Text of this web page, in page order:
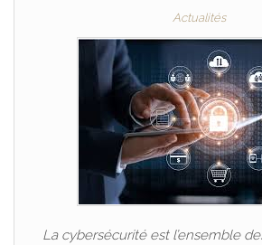
Actualités
La cybersécurité est l’ensemble